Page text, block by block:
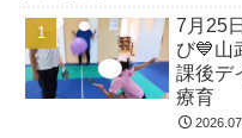
7月25
び💙山
課後デ
療育